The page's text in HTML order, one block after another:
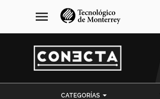
navegación
principal
menu
CATEGORÍAS